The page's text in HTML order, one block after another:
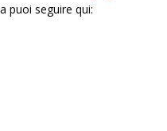
puoi seguire qui: